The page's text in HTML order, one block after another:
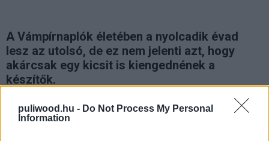
puliwood.hu - Do Not Process My Personal
Information
A Vámpírnaplók életében a nyolcadik évad
lesz az utolsó, de ez nem jelenti azt, hogy
akárcsak egy kicsit is kiengednének a
készítők.